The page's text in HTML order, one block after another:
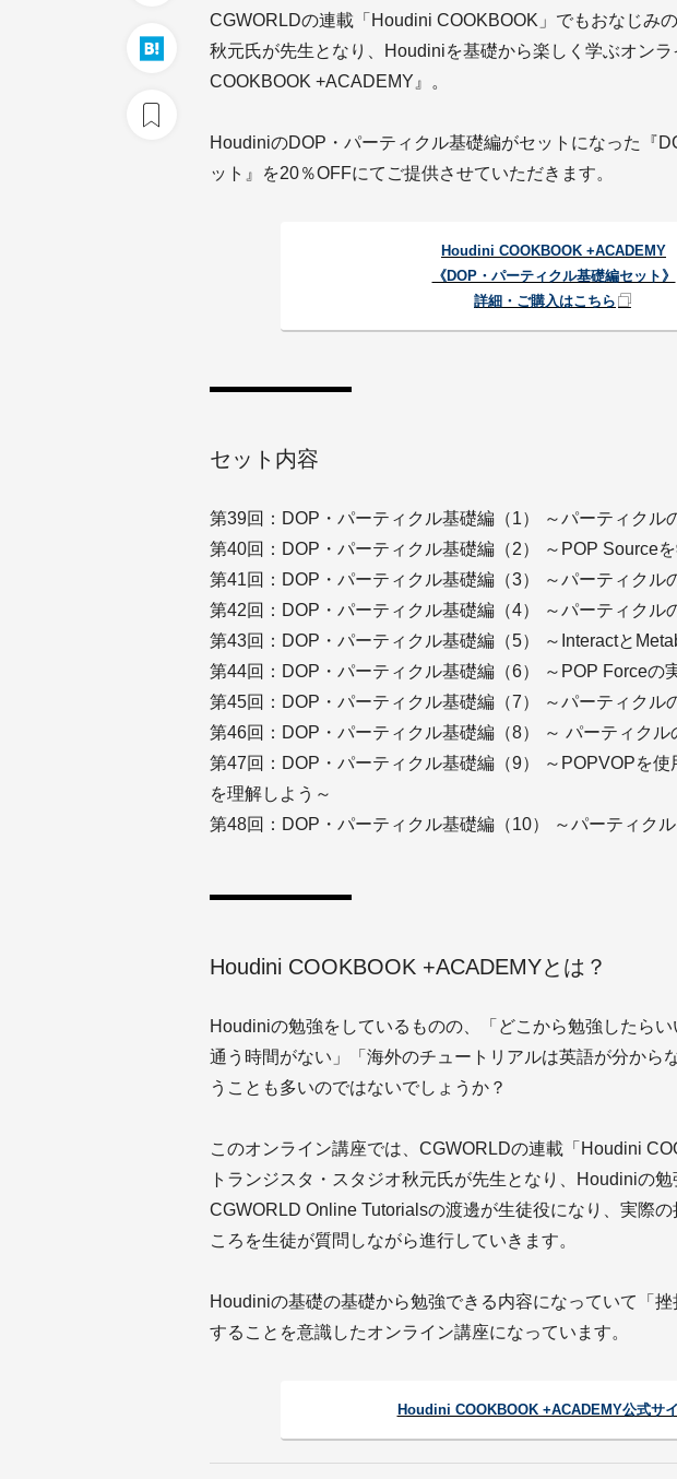
CGWORLDの連載「Houdini COOKBOOK」でもおなじみ
秋元氏が先生となり、Houdiniを基礎から楽しく学ぶオン
COOKBOOK +ACADEMY』。
HoudiniのDOP・パーティクル基礎編がセットになった『
ット』を20％OFFにてご提供させていただきます。
Houdini COOKBOOK +ACADEMY
《DOP・パーティクル基礎編セット》
詳細・ご購入はこちら
セット内容
第39回：DOP・パーティクル基礎編（1） ～パーティクル
第40回：DOP・パーティクル基礎編（2） ～POP Source
第41回：DOP・パーティクル基礎編（3） ～パーティクル
第42回：DOP・パーティクル基礎編（4） ～パーティクル
第43回：DOP・パーティクル基礎編（5） ～Interactと
第44回：DOP・パーティクル基礎編（6） ～POP Forceの
第45回：DOP・パーティクル基礎編（7） ～パーティクル
第46回：DOP・パーティクル基礎編（8） ～ パーティクル
第47回：DOP・パーティクル基礎編（9） ～POPVOPを
を理解しよう～
第48回：DOP・パーティクル基礎編（10） ～パーティク
Houdini COOKBOOK +ACADEMYとは？
Houdiniの勉強をしているものの、「どこから勉強したら
通う時間がない」「海外のチュートリアルは英語が分から
うことも多いのではないでしょうか？
このオンライン講座では、CGWORLDの連載「Houdini
トランジスタ・スタジオ秋元氏が先生となり、Houdiniの
CGWORLD Online Tutorialsの渡邊が生徒役になり、実際
ころを生徒が質問しながら進行していきます。
Houdiniの基礎の基礎から勉強できる内容になっていて「
することを意識したオンライン講座になっています。
Houdini COOKBOOK +ACADEMY公式サ